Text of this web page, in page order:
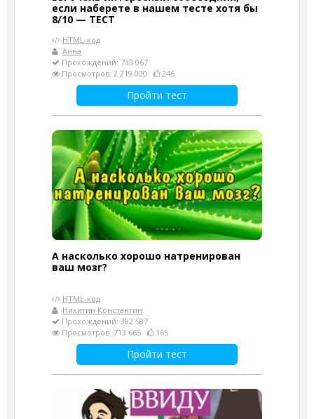
если наберете в нашем тесте хотя бы
8/10 — ТЕСТ
HTML-код
Анна
Прохождений: 733 067
Просмотров: 2 219 000
246
Пройти тест
А насколько хорошо натренирован
ваш мозг?
HTML-код
Никитин Константин
Прохождений: 382 587
Просмотров: 713 665
165
Пройти тест